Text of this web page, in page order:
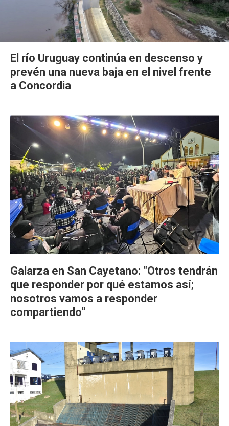
El río Uruguay continúa en descenso y
prevén una nueva baja en el nivel frente
a Concordia
Galarza en San Cayetano: "Otros tendrán
que responder por qué estamos así;
nosotros vamos a responder
compartiendo”